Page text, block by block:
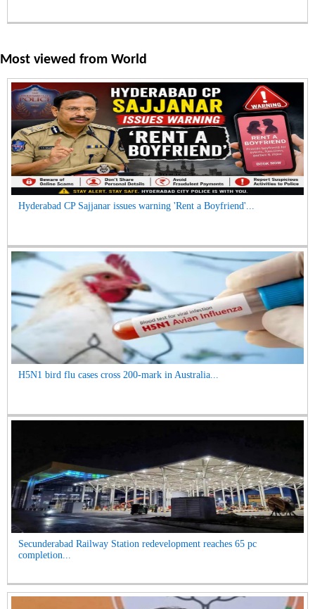
Most viewed from World
Hyderabad CP Sajjanar issues warning 'Rent a Boyfriend'...
H5N1 bird flu cases cross 200-mark in Australia...
Secunderabad Railway Station redevelopment reaches 65 pc
completion...